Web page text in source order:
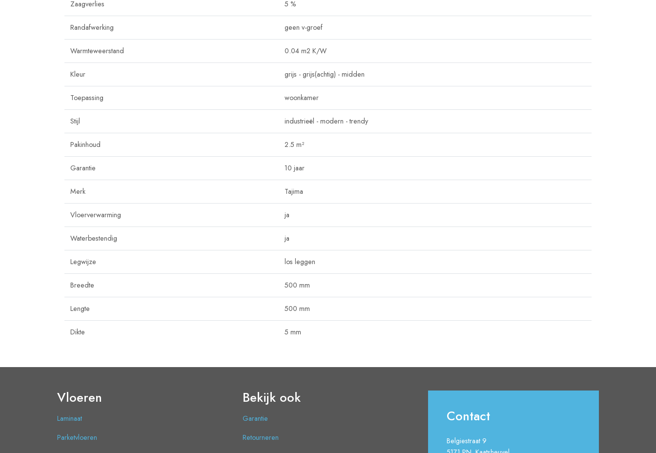
Zaagverlies 5 %
Randafwerking geen v-groef
Warmteweerstand 0.04 m2 K/W
Kleur grijs - grijs(achtig) - midden
Toepassing woonkamer
Stijl industrieël - modern -trendy
Pakinhoud 2.5 m²
Garantie 10 jaar
Merk Tajima
Vloerverwarming ja
Waterbestendig ja
Legwijze los leggen
Breedte 500 mm
Lengte 500 mm
Dikte 5 mm
Vloeren
Laminaat
Parketvloeren
Bekijk ook
Garantie
Retourneren
Contact
Belgiestraat 9